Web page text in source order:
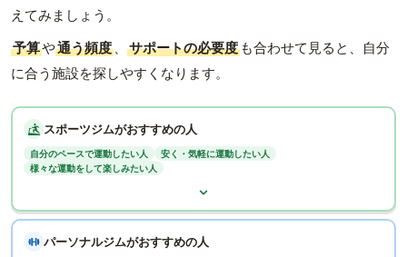
えてみましょう。
予算や通う頻度 、 サポートの必要度 も合わせて見ると、自分
に合う施設を探しやすくなります。
スポーツジムがおすすめの人
自分のペースで運動したい人
安く・気軽に運動したい人
様々な運動をして楽しみたい人
パーソナルジムがおすすめの人